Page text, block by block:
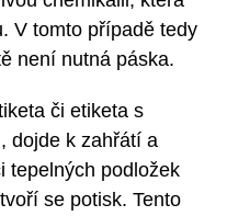
V tomto případě tedy
není nutná páska.
či etiketa s
dojde k zahřátí a
tepelných podložek
se potisk. Tento